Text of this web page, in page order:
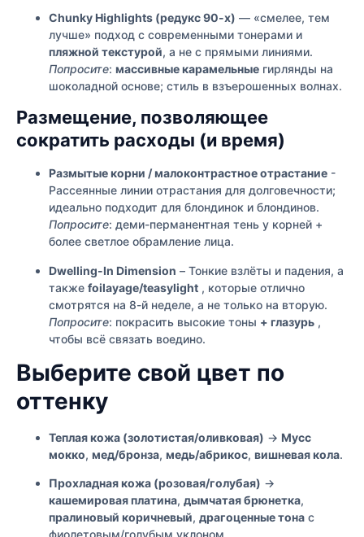
Chunky Highlights (редукс 90-х) — «смелее, тем
лучше» подход с современными тонерами и
пляжной текстурой, а не с прямыми линиями.
Попросите: массивные карамельные гирлянды на
шоколадной основе; стиль в взъерошенных волнах.
Размещение, позволяющее
сократить расходы (и время)
Размытые корни / малоконтрастное отрастание -
Рассеянные линии отрастания для долговечности;
идеально подходит для блондинок и блондинов.
Попросите: деми-перманентная тень у корней +
более светлое обрамление лица.
Dwelling-In Dimension – Тонкие взлёты и падения, а
также foilayage/teasylight , которые отлично
смотрятся на 8-й неделе, а не только на вторую.
Попросите: покрасить высокие тоны + глазурь ,
чтобы всё связать воедино.
Выберите свой цвет по
оттенку
Теплая кожа (золотистая/оливковая) → Мусс
мокко, мед/бронза, медь/абрикос, вишневая кола.
Прохладная кожа (розовая/голубая) →
кашемировая платина, дымчатая брюнетка,
пралиновый коричневый, драгоценные тона с